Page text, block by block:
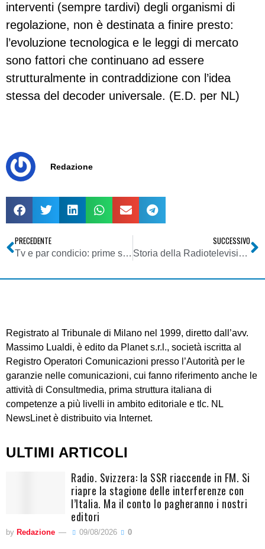
interventi (sempre tardivi) degli organismi di
regolazione, non è destinata a finire presto:
l’evoluzione tecnologica e le leggi di mercato
sono fattori che continuano ad essere
strutturalmente in contraddizione con l’idea
stessa del decoder universale. (E.D. per NL)
Redazione
PRECEDENTE
Tv e par condicio: prime sanzioni Agcom. Colpiti Studio Aperto, TG 4, TG La 7. Mentana (La 7): non prendiamo lezioni
SUCCESSIVO
Storia della Radiotelevisione italiana. Sicilia, 1973: Ram Tv Militello, pionieristico laboratorio televisivo
Registrato al Tribunale di Milano nel 1999, diretto dall’avv.
Massimo Lualdi, è edito da Planet s.r.l., società iscritta al
Registro Operatori Comunicazioni presso l’Autorità per le
garanzie nelle comunicazioni, cui fanno riferimento anche le
attività di Consultmedia, prima struttura italiana di
competenze a più livelli in ambito editoriale e tlc. NL
NewsLinet è distribuito via Internet.
ULTIMI ARTICOLI
Radio. Svizzera: la SSR riaccende in FM. Si
riapre la stagione delle interferenze con
l’Italia. Ma il conto lo pagheranno i nostri
editori
by Redazione 09/08/2026 0